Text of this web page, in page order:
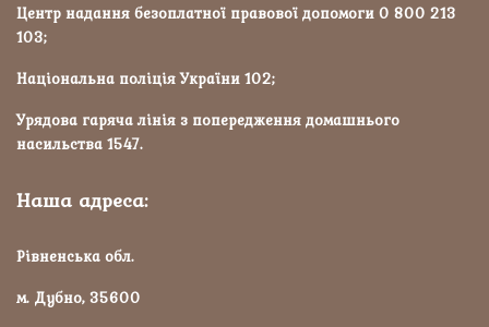
Центр надання безоплатної правової допомоги 0 800 213
103;
Національна поліція України 102;
Урядова гаряча лінія з попередження домашнього
насильства 1547.
Наша адреса:
Рівненська обл.
м. Дубно, 35600